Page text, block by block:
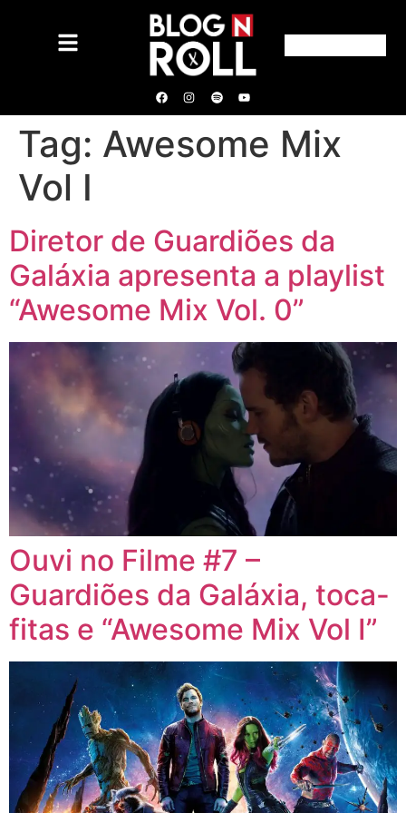
Tag: Awesome Mix
Vol I
Diretor de Guardiões da
Galáxia apresenta a playlist
“Awesome Mix Vol. 0”
Ouvi no Filme #7 –
Guardiões da Galáxia, toca-
fitas e “Awesome Mix Vol I”